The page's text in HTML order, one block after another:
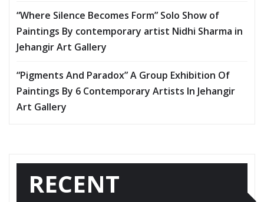
“Where Silence Becomes Form” Solo Show of
Paintings By contemporary artist Nidhi Sharma in
Jehangir Art Gallery
“Pigments And Paradox” A Group Exhibition Of
Paintings By 6 Contemporary Artists In Jehangir
Art Gallery
RECENT